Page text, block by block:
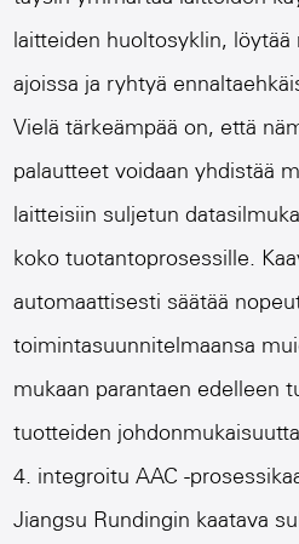
laitteiden huoltosyklin, löytää
ajoissa ja ryhtyä
Vielä tärkeämpää on, että
palautteet voidaan yhdistää
laitteisiin suljetun
koko tuotantoprosessille.
automaattisesti säätää
toimintasuunnitelmaansa
mukaan parantaen edelleen
tuotteiden
4. integroitu AAC -
Jiangsu Rundingin kaatava